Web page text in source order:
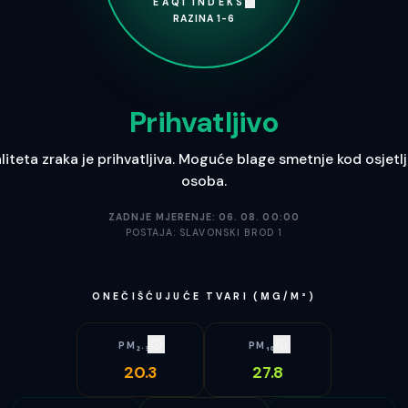
EAQI INDEKS
RAZINA 1-6
Prihvatljivo
zraka je prihvatljiva. Moguće blage smetnje kod
osoba.
ZADNJE MJERENJE:06. 08. 00:00
POSTAJA: SLAVONSKI BROD 1
ONEČIŠĆUJUĆE TVARI (ΜG/M³)
PM₂.₅
20.3
PM₁₀
27.8